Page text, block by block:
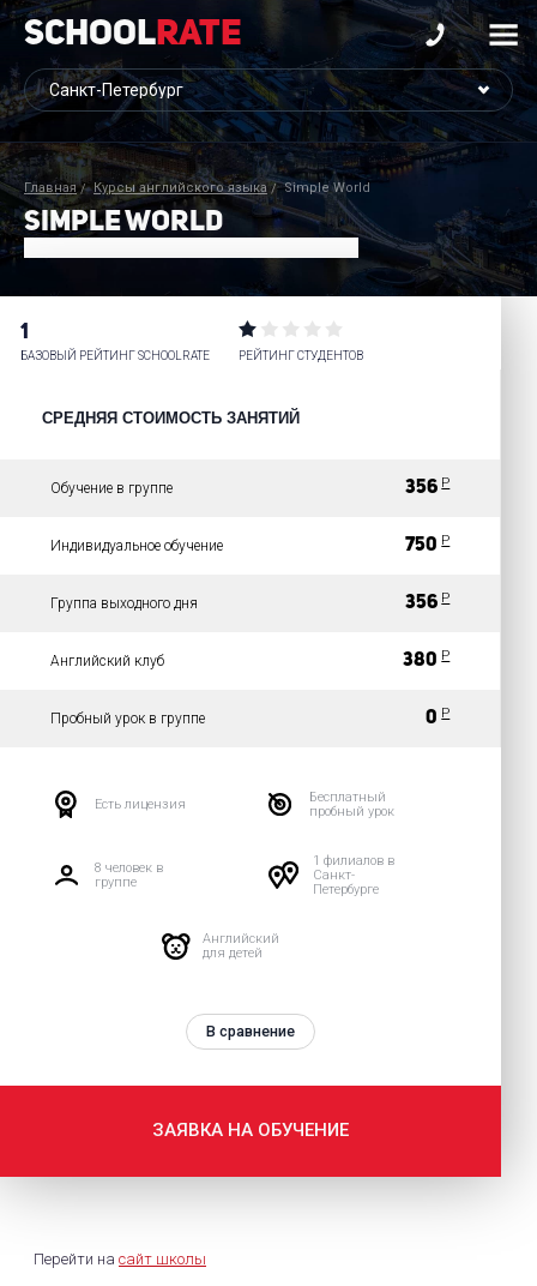
School Rate
Главная Курсы английского языка Simple World
SIMPLE WORLD
1
БАЗОВЫЙ РЕЙТИНГ SCHOOLRATE РЕЙТИНГ СТУДЕНТОВ
СРЕДНЯЯ СТОИМОСТЬ ЗАНЯТИЙ
Обучение в группе 356 Р
Индивидуальное обучение 750 Р
Группа выходного дня 356 Р
Английский клуб 380 Р
Пробный урок в группе 0 P
Есть лицензия
Бесплатный
пробный урок
8 человек в
группе
1 филиалов в
Санкт-
Петербурге
Английский
для детей
ЗАЯВКА НА ОБУЧЕНИЕ
В сравнение
Перейти на сайт школы